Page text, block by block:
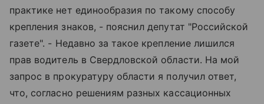
практике нет единообразия по такому способу
крепления знаков, - пояснил депутат "Российской
газете". - Недавно за такое крепление лишился
прав водитель в Свердловской области. На мой
запрос в прокуратуру области я получил ответ,
что, согласно решениям разных кассационных